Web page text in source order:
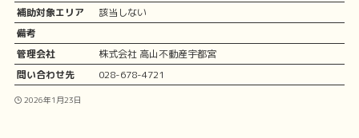
補助対象エリア
該当しない
備考
管理会社
株式会社 高山不動産宇都宮
問い合わせ先
028-678-4721
2026年1月23日